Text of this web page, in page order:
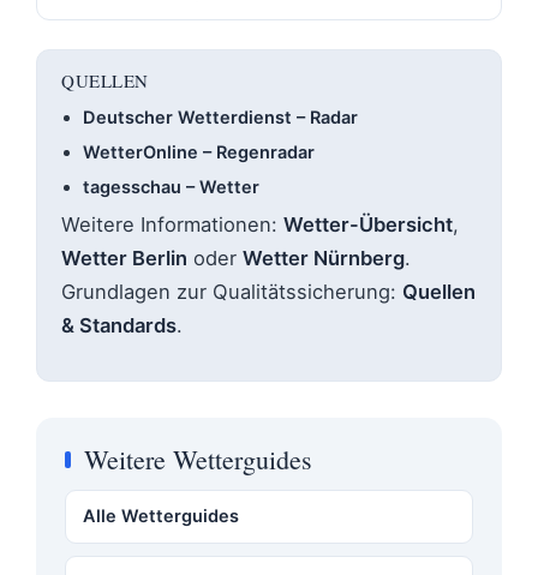
QUELLEN
Deutscher Wetterdienst – Radar
WetterOnline – Regenradar
tagesschau – Wetter
Weitere Informationen: Wetter-Übersicht,
Wetter Berlin oder Wetter Nürnberg.
Grundlagen zur Qualitätssicherung: Quellen
& Standards.
Weitere Wetterguides
Alle Wetterguides